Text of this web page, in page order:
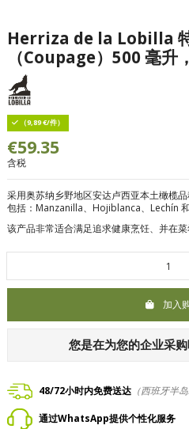
Herriza de la Lobilla
（Coupage）500 毫升
（9,89 €/件）
€59.35
含税
采用奥苏纳乡野地区安达卢西亚本土橄榄
包括：Manzanilla、Hojiblanca、Lechín 和
该产品非常适合满足追求健康烹饪、并在菜
加入
您是在为您的企业采购
48/72小时内免费送达 （西班牙半
通过WhatsApp提供个性化服务